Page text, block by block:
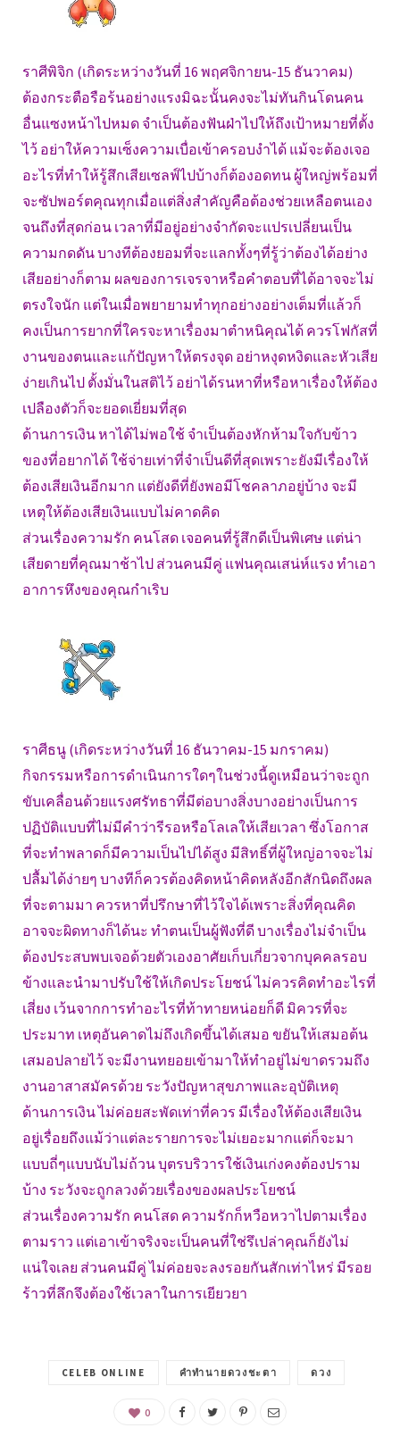
ราศีพิจิก (เกิดระหว่างวันที่ 16 พฤศจิกายน-15 ธันวาคม)
ต้องกระตือรือร้นอย่างแรงมิฉะนั้นคงจะไม่ทันกินโดนคน
อื่นแซงหน้าไปหมด จำเป็นต้องฟันฝ่าไปให้ถึงเป้าหมายที่ตั้ง
ไว้ อย่าให้ความเซ็งความเบื่อเข้าครอบงำได้ แม้จะต้องเจอ
อะไรที่ทำให้รู้สึกเสียเซลฟ์ไปบ้างก็ต้องอดทน ผู้ใหญ่พร้อมที่
จะซัปพอร์ตคุณทุกเมื่อแต่สิ่งสำคัญคือต้องช่วยเหลือตนเอง
จนถึงที่สุดก่อน เวลาที่มีอยู่อย่างจำกัดจะแปรเปลี่ยนเป็น
ความกดดัน บางทีต้องยอมที่จะแลกทั้งๆที่รู้ว่าต้องได้อย่าง
เสียอย่างก็ตาม ผลของการเจรจาหรือคำตอบที่ได้อาจจะไม่
ตรงใจนัก แต่ในเมื่อพยายามทำทุกอย่างอย่างเต็มที่แล้วก็
คงเป็นการยากที่ใครจะหาเรื่องมาตำหนิคุณได้ ควรโฟกัสที่
งานของตนและแก้ปัญหาให้ตรงจุด อย่าหงุดหงิดและหัวเสีย
ง่ายเกินไป ตั้งมั่นในสติไว้ อย่าได้รนหาที่หรือหาเรื่องให้ต้อง
เปลืองตัวก็จะยอดเยี่ยมที่สุด
ด้านการเงิน หาได้ไม่พอใช้ จำเป็นต้องหักห้ามใจกับข้าว
ของที่อยากได้ ใช้จ่ายเท่าที่จำเป็นดีที่สุดเพราะยังมีเรื่องให้
ต้องเสียเงินอีกมาก แต่ยังดีที่ยังพอมีโชคลาภอยู่บ้าง จะมี
เหตุให้ต้องเสียเงินแบบไม่คาดคิด
ส่วนเรื่องความรัก คนโสด เจอคนที่รู้สึกดีเป็นพิเศษ แต่น่า
เสียดายที่คุณมาช้าไป ส่วนคนมีคู่ แฟนคุณเสน่ห์แรง ทำเอา
อาการหึงของคุณกำเริบ
ราศีธนู (เกิดระหว่างวันที่ 16 ธันวาคม-15 มกราคม)
กิจกรรมหรือการดำเนินการใดๆในช่วงนี้ดูเหมือนว่าจะถูก
ขับเคลื่อนด้วยแรงศรัทธาที่มีต่อบางสิ่งบางอย่างเป็นการ
ปฏิบัติแบบที่ไม่มีคำว่ารีรอหรือโลเลให้เสียเวลา ซึ่งโอกาส
ที่จะทำพลาดก็มีความเป็นไปได้สูง มีสิทธิ์ที่ผู้ใหญ่อาจจะไม่
ปลื้มได้ง่ายๆ บางทีก็ควรต้องคิดหน้าคิดหลังอีกสักนิดถึงผล
ที่จะตามมา ควรหาที่ปรึกษาที่ไว้ใจได้เพราะสิ่งที่คุณคิด
อาจจะผิดทางก็ได้นะ ทำตนเป็นผู้ฟังที่ดี บางเรื่องไม่จำเป็น
ต้องประสบพบเจอด้วยตัวเองอาศัยเก็บเกี่ยวจากบุคคลรอบ
ข้างและนำมาปรับใช้ให้เกิดประโยชน์ ไม่ควรคิดทำอะไรที่
เสี่ยง เว้นจากการทำอะไรที่ท้าทายหน่อยก็ดี มิควรที่จะ
ประมาท เหตุอันคาดไม่ถึงเกิดขึ้นได้เสมอ ขยันให้เสมอต้น
เสมอปลายไว้ จะมีงานทยอยเข้ามาให้ทำอยู่ไม่ขาดรวมถึง
งานอาสาสมัครด้วย ระวังปัญหาสุขภาพและอุบัติเหตุ
ด้านการเงิน ไม่ค่อยสะพัดเท่าที่ควร มีเรื่องให้ต้องเสียเงิน
อยู่เรื่อยถึงแม้ว่าแต่ละรายการจะไม่เยอะมากแต่ก็จะมา
แบบถี่ๆแบบนับไม่ถ้วน บุตรบริวารใช้เงินเก่งคงต้องปราม
บ้าง ระวังจะถูกลวงด้วยเรื่องของผลประโยชน์
ส่วนเรื่องความรัก คนโสด ความรักก็หวือหวาไปตามเรื่อง
ตามราว แต่เอาเข้าจริงจะเป็นคนที่ใช่รึเปล่าคุณก็ยังไม่
แน่ใจเลย ส่วนคนมีคู่ ไม่ค่อยจะลงรอยกันสักเท่าไหร่ มีรอย
ร้าวที่ลึกจึงต้องใช้เวลาในการเยียวยา
CELEB ONLINE คำทำนายดวงชะตา ดวง
0